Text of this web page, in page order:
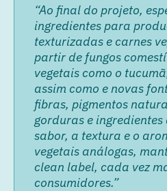
“Ao final do projeto,
ingredientes para
texturizadas e carnes
partir de fungos
vegetais como o
assim como e novas
fibras, pigmentos
gorduras e ingredientes
sabor, a textura e o
vegetais análogas,
clean label, cada vez
consumidores.”